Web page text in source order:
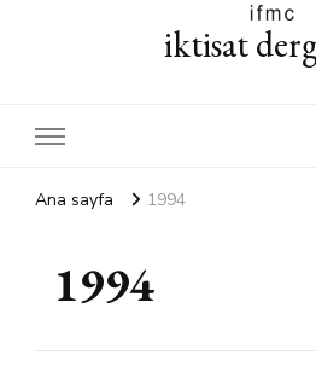
iktisat
Ana sayfa 1994
1994